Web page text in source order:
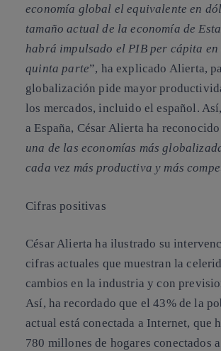
economía global el equivalente en
tamaño actual de la economía de
habrá impulsado el PIB per cápita en
quinta parte”, ha explicado Alierta,
globalización pide mayor
los mercados, incluido el español.
a España, César Alierta ha
una de las economías más
cada vez más productiva y más
Cifras positivas
César Alierta ha ilustrado su
cifras actuales que muestran la
cambios en la industria y con
Así, ha recordado que el 43% de la
actual está conectada a Internet, que
780 millones de hogares conectados